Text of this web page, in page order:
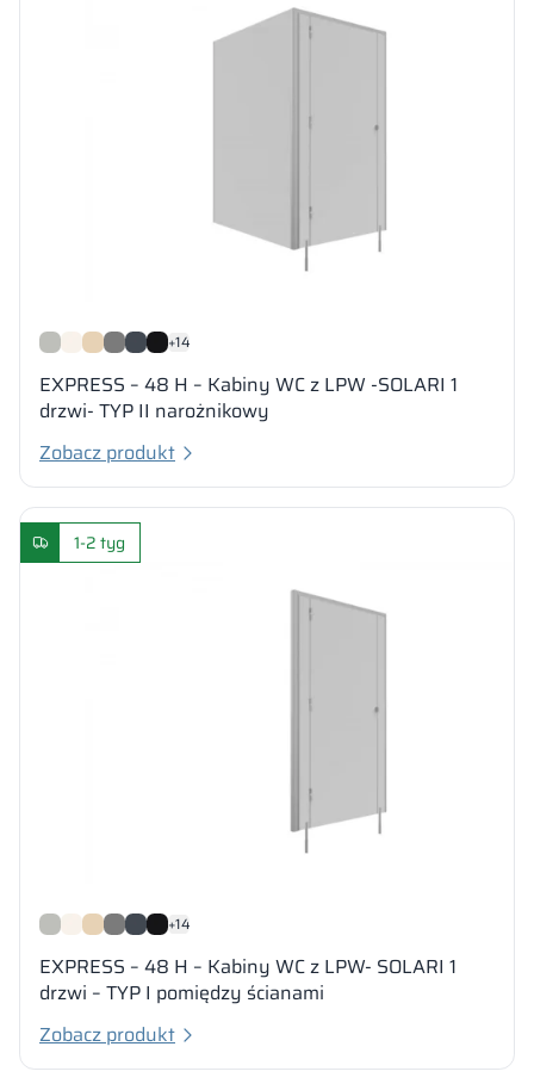
+14
EXPRESS – 48 H – Kabiny WC z LPW -SOLARI 1
drzwi- TYP II narożnikowy
Zobacz produkt
1-2 tyg
+14
EXPRESS – 48 H – Kabiny WC z LPW- SOLARI 1
drzwi – TYP I pomiędzy ścianami
Zobacz produkt